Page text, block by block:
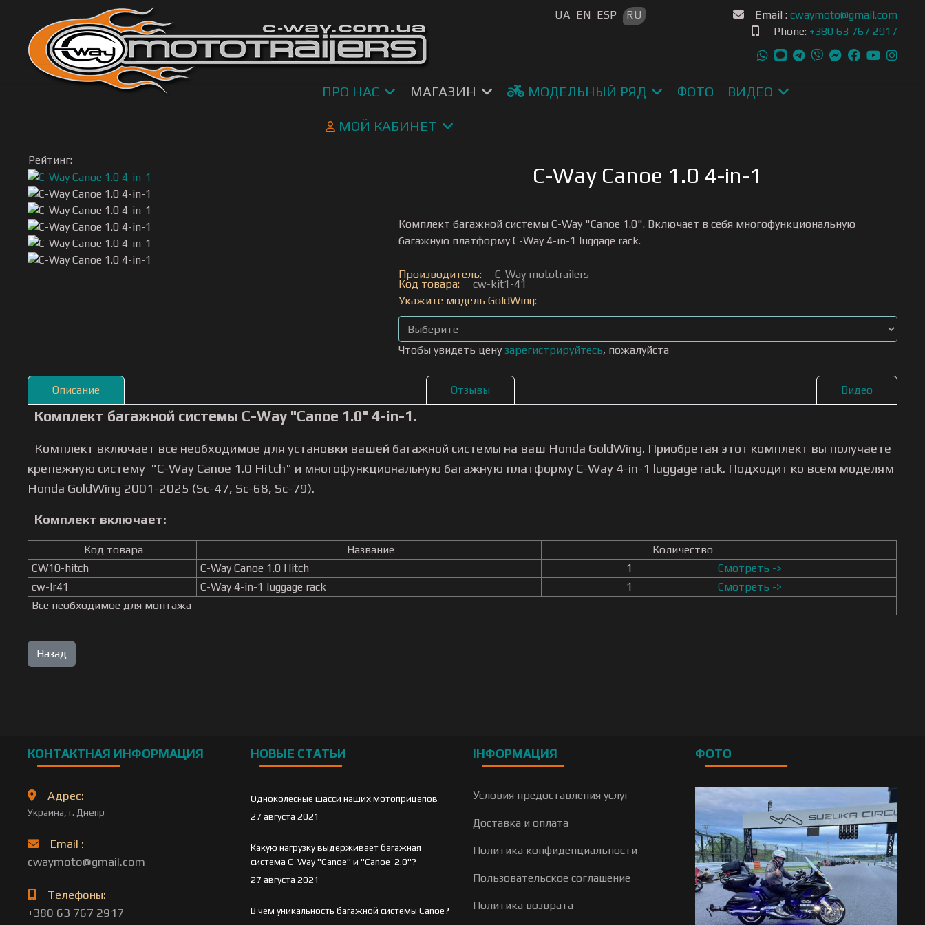
Email : cwaymoto@gmail.com
Phone: +380 63 767 2917
Выберите язык
UA EN ESP RU
ПРО НАС МАГАЗИН МОДЕЛЬНЫЙ РЯД ФОТО ВИДЕО
МОЙ КАБИНЕТ
Рейтинг:
C-Way Canoe 1.0 4-in-1
Комплект багажной системы C-Way "Canoe 1.0". Включает в себя многофункциональную
багажную платформу C-Way 4-in-1 luggage rack.
Производитель: C-Way mototrailers
Код товара:
cw-kit1-41
Укажите модель GoldWing:
Чтобы увидеть ценузарегистрируйтесь, пожалуйста
Описание Отзывы Видео
Комплект багажной системы C-Way "Canoe 1.0" 4-in-1.
Комплект включает все необходимое для установки вашей багажной системы на ваш Honda GoldWing. Приобретая этот комплект вы получаете
крепежную систему "C-Way Canoe 1.0 Hitch" и многофункциональную багажную платформу C-Way 4-in-1 luggage rack. Подходит ко всем моделям
Honda GoldWing 2001-2025 (Sc-47, Sc-68, Sc-79).
Комплект включает:
Код товара Название
Количество
CW10-hitch
C-Way Canoe 1.0 Hitch 1
Смотреть ->
cw-lr41
C-Way 4-in-1 luggage rack 1
Смотреть ->
Все необходимое для монтажа
КОНТАКТНАЯ ИНФОРМАЦИЯ
Адрес:
Украина, г. Днепр
Email :
cwaymoto@gmail.com
Телефоны:
+380 63 767 2917
НОВЫЕ СТАТЬИ
Одноколесные шасси наших мотоприцепов
27 августа 2021
Какую нагрузку выдерживает багажная
система C-Way "Canoe" и "Canoe-2.0"?
27 августа 2021
В чем уникальность багажной системы Canoe?
ІНФОРМАЦИЯ
Условия предоставления услуг
Доставка и оплата
Политика конфиденциальности
Пользовательское соглашение
Политика возврата
ФОТО